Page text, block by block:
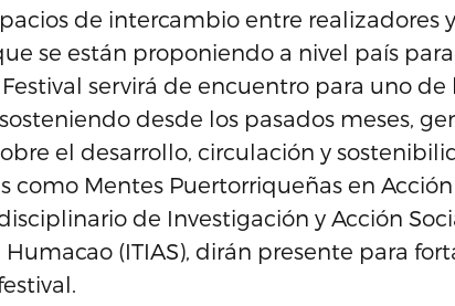
de intercambio entre realizadores
se están proponiendo a nivel país
servirá de encuentro para uno
desde los pasados meses,
el desarrollo, circulación y
como Mentes Puertorriqueñas en
de Investigación y Acción
Humacao (ITIAS), dirán presente para